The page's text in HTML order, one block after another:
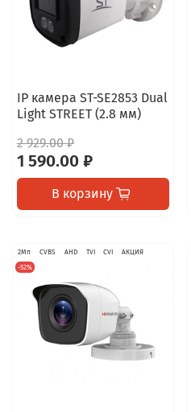
IP камера ST-SE2853 Dual
Light STREET (2.8 мм)
2 929.00 ₽
1 590.00 ₽
В корзину
2Мп CVBS AHD TVI CVI
АКЦИЯ
-52%